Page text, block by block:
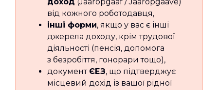
від кожного роботодавця,
інші форми, якщо у вас є інші
джерела доходу, крім трудової
діяльності (пенсія, допомога
з безробіття, гонорари тощо),
документ ЄЕЗ, що підтверджує
місцевий дохід із вашої рідної